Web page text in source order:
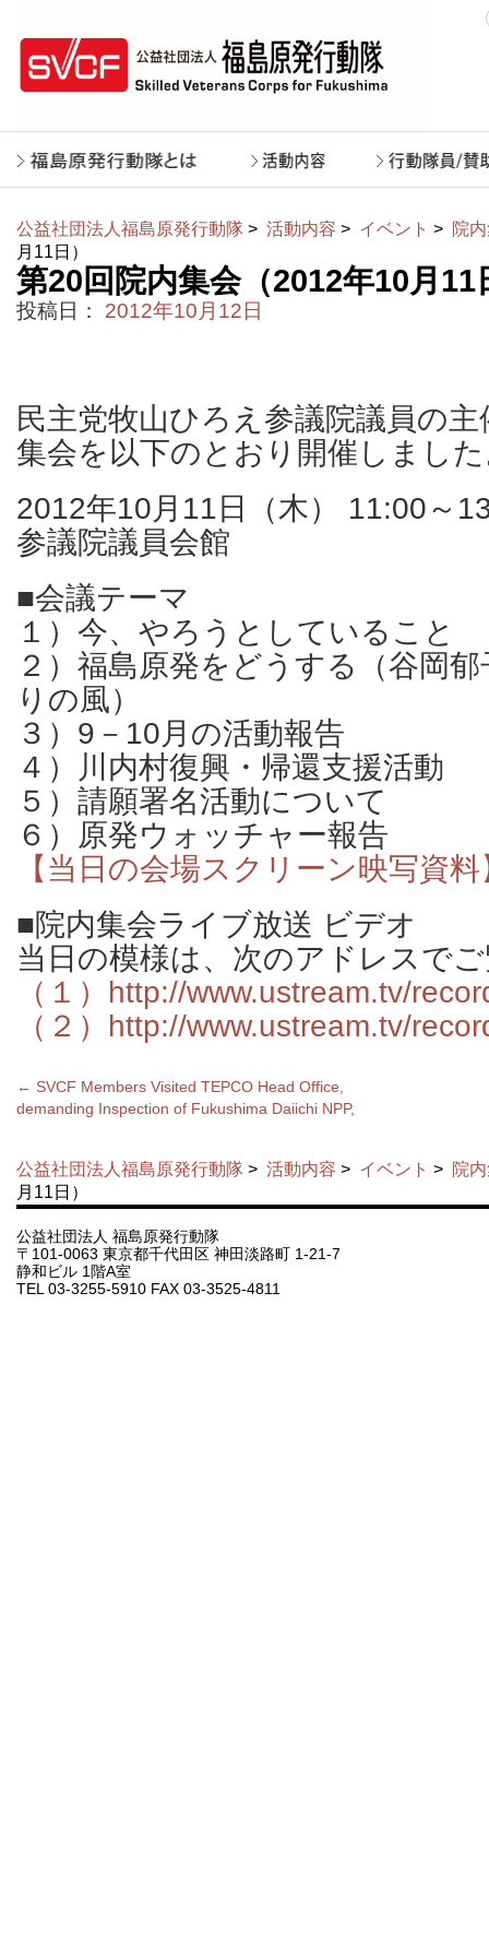
公益社団法人福島原発行動隊 > 活動内容 > イベント > 院
月11日）
第20回院内集会（2012年10月11
投稿日： 2012年10月12日
民主党牧山ひろえ参議院議員の
集会を以下のとおり開催しまし
2012年10月11日（木） 11:00～
参議院議員会館
■会議テーマ
１）今、やろうとしていること
２）福島原発をどうする（谷岡
りの風）
３）9－10月の活動報告
４）川内村復興・帰還支援活動
５）請願署名活動について
６）原発ウォッチャー報告
【当日の会場スクリーン映写資料
■院内集会ライブ放送 ビデオ
当日の模様は、次のアドレスで
（１）http://www.ustream.tv/
（２）http://www.ustream.tv/
← SVCF Members Visited TEPCO Head Office,
demanding Inspection of Fukushima Daiichi NPP,
公益社団法人福島原発行動隊 > 活動内容 > イベント > 院
月11日）
公益社団法人 福島原発行動隊
〒101-0063 東京都千代田区 神田淡路町 1-21-7
静和ビル 1階A室
TEL 03-3255-5910 FAX 03-3525-4811